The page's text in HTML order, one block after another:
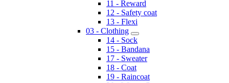
11 - Reward
12 - Safety coat
13 - Flexi
03 - Clothing
14 - Sock
15 - Bandana
17 - Sweater
18 - Coat
19 - Raincoat